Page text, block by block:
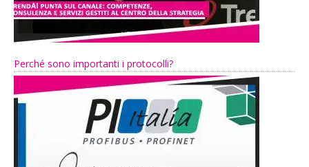
Perché sono importanti i protocolli?